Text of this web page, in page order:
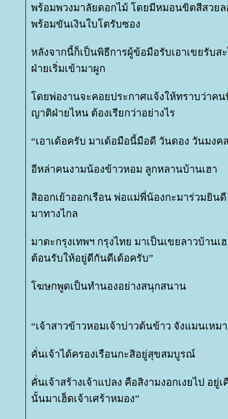
พร้อมพวงมาลัยดอกไม้ โดยมีหมอนขิตสีสวย
พร้อมขันเงินใบโตรับซอง
หลังจากนี้ก็เป็นพิธีการผู้ข้อมือรับเอาเขยรับ
ฝ่ายเริ่มเข้ามาผูก
ดยพ่องานจะคอยประกาศแจ้งให้ทราบว่าคน
ญาติฝ่ายไหน ต้องเรียกว่าอย่างไร
“เอาเด้อครับ มาเด้อมือนี้มือดี วันดอง วันมง
อีหล่าคนงามน้องข้าวหอม ลูกหลานบ้านเฮา
สิออกเย้าออกเรือน พ่อแม่พี่น้องกะมาร่วมยิน
มาทางไกล
มาตะกรุงเทพฯ กรุงไทย มาเป็นเขยลาวบ้านเ
ต้อนรับให้อยู่ดีกันดีเด้อครับ”
ฆษกพูดเป็นทำนองอย่างสนุกสนาน
“เจ้าสาวข้าวหอมเจ้าบ่าวต้นข้าว จังแมนเหม
คั่นเจ้าได้ครองเรือนกะสิอยู่สุขสมบูรณ์
คั่นเจ้าสร้างเจ้าแปลง คือสิงามงอกเงยไป อยู่
นั้นมาเฮ็ดเจ้าเศร้าหมอง”